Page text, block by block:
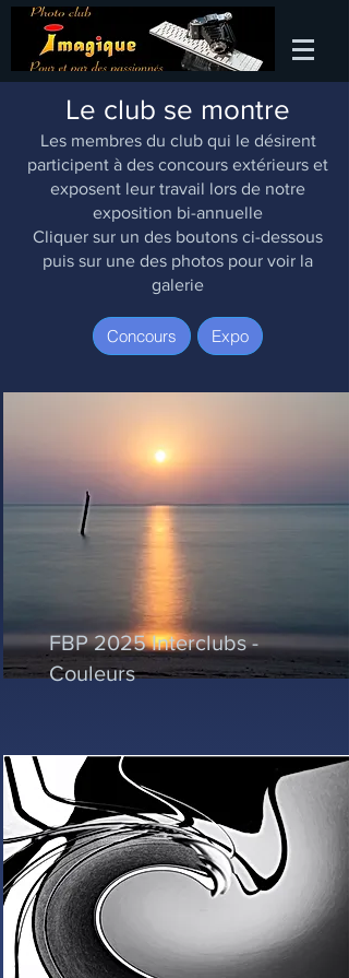
Le club se montre
Les membres du club qui le désirent
participent à des concours extérieurs et
exposent leur travail lors de notre
exposition bi-annuelle
Cliquer sur un des boutons ci-dessous
puis sur une des photos pour voir la
galerie
Concours Expo
FBP 2025 Interclubs -
Couleurs